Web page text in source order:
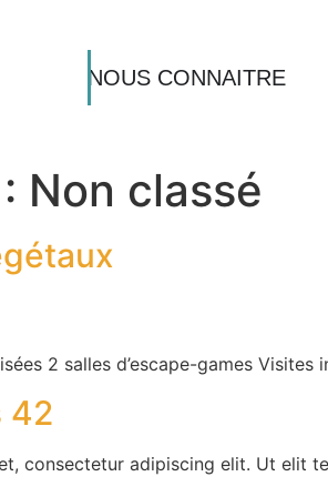
NOUS CONNAITRE
Non classé
2 salles d’escape-games
42
consectetur adipiscing elit. Ut elit